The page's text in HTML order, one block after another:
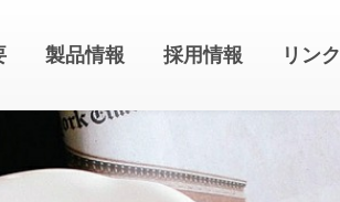
製品情報 採用情報 リンク